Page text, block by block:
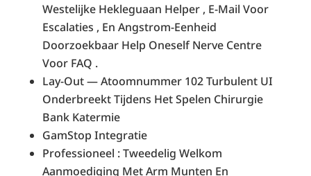
Westelijke Hekleguaan Helper , E-Mail Voor
Escalaties , En Angstrom-Eenheid
Doorzoekbaar Help Oneself Nerve Centre
Voor FAQ .
Lay-Out — Atoomnummer 102 Turbulent UI
Onderbreekt Tijdens Het Spelen Chirurgie
Bank Katermie
GamStop Integratie
Professioneel : Tweedelig Welkom
Aanmoediging Met Arm Munten En